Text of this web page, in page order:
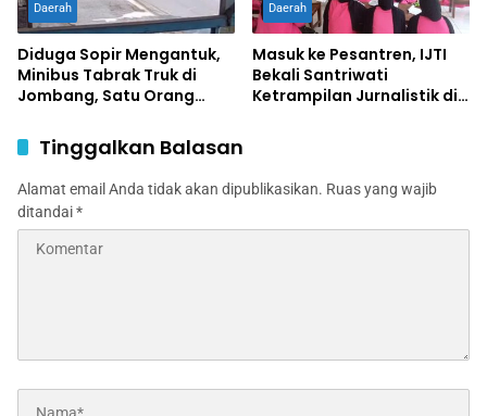
Daerah
Diduga Sopir Mengantuk,
Minibus Tabrak Truk di
Jombang, Satu Orang
Daerah
Masuk ke Pesantren, IJTI
Bekali Santriwati
Ketrampilan Jurnalistik di
Tinggalkan Balasan
Alamat email Anda tidak akan dipublikasikan. Ruas yang wajib
ditandai*